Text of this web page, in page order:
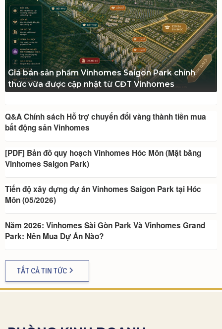
Giá bán sản phẩm Vinhomes Saigon Park chính
thức vừa được cập nhật từ CĐT Vinhomes
Q&A Chính sách Hỗ trợ chuyển đổi vàng thành tiền mua
bất động sản Vinhomes
[PDF] Bản đồ quy hoạch Vinhomes Hóc Môn (Mặt bằng
Vinhomes Saigon Park)
Tiến độ xây dựng dự án Vinhomes Saigon Park tại Hóc
Môn (05/2026)
Năm 2026: Vinhomes Sài Gòn Park Và Vinhomes Grand
Park: Nên Mua Dự Án Nào?
TẤT CẢ TIN TỨC